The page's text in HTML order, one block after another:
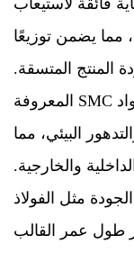
فائقة لاستيعاب
مما يضمن توزيعًا
المنتج المتسقة.
توافق المواد: فهي متوافقة مع مواد SMC المعروفة
البيئي، مما
والخارجية.
مثل الفولاذ
طول عمر القالب